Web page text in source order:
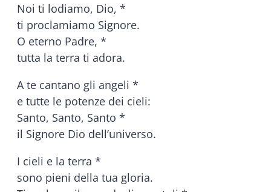
Noi ti lodiamo, Dio, *
ti proclamiamo Signore.
O eterno Padre, *
tutta la terra ti adora.
A te cantano gli angeli *
e tutte le potenze dei cieli:
Santo, Santo, Santo *
il Signore Dio dell’universo.
I cieli e la terra *
sono pieni della tua gloria.